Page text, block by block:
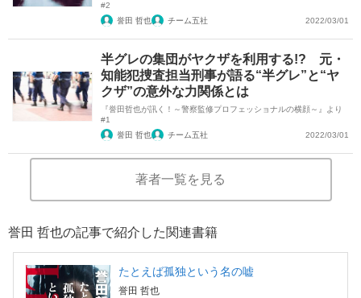
#2
誉田 哲也
チーム五社 2022/03/01
半グレの集団がヤクザを利用する!? 元・
知能犯捜査担当刑事が語る“半グレ”と“ヤ
クザ”の意外な力関係とは
『誉田哲也が訊く！～警察監修プロフェッショナルの横顔～』より
#1
誉田 哲也
チーム五社 2022/03/01
著者一覧を見る
誉田 哲也の記事で紹介した関連書籍
たとえば孤独という名の嘘
誉田 哲也